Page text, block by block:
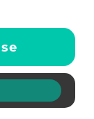
se